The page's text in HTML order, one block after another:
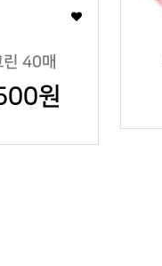
린 40매
원